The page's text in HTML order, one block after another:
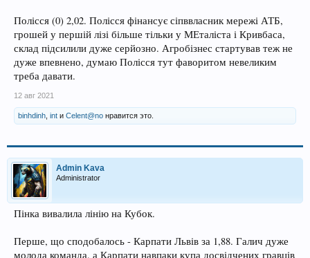
Полісся (0) 2,02. Полісся фінансує сіпввласник мережі АТБ,
грошей у першій лізі більше тільки у МЕталіста і Кривбаса,
склад підсилили дуже серйозно. Агробізнес стартував теж не
дуже впевнено, думаю Полісся тут фаворитом невеликим
треба давати.
12 авг 2021
binhdinh int и Celent@no нравится это.
Admin Kava
Administrator
Пінка вивалила лінію на Кубок.
Перше, що сподобалось - Карпати Львів за 1,88. Галич дуже
молода команда, а Карпати навпаки купа досвідчених гравців